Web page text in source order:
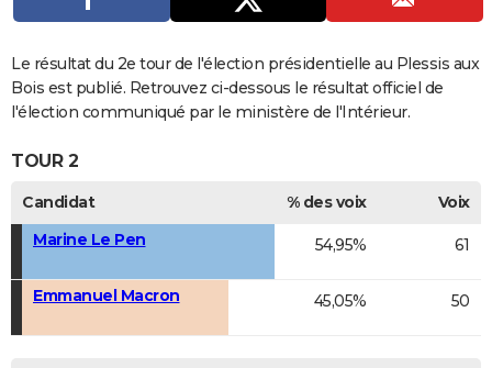
S'inscrire
Se connecter
Lycées
Collèges
Primaires
Universités
Entreprises
Service militaire
Avis de recherche
AVIS DE DÉCÈS
Bricolage
Lifestyle
Culture
Sport
Auto
Television
Voyage
Cinema
Le résultat du 2e tour de l'élection présidentielle au Plessis aux
Bois est publié. Retrouvez ci-dessous le résultat officiel de
l'élection communiqué par le ministère de l'Intérieur.
TOUR 2
Candidat % des voix
Voix
Marine Le Pen
54,95% 61
Emmanuel Macron 45,05% 50